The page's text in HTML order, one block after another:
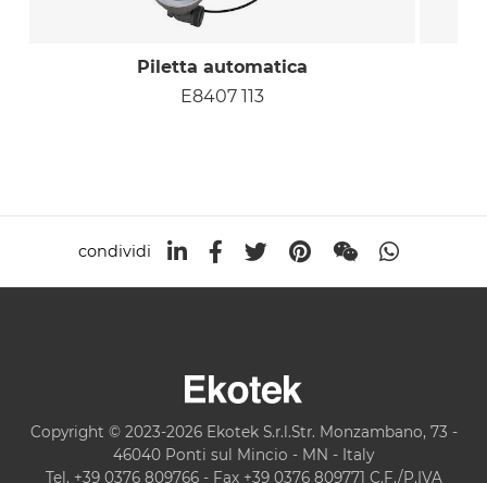
Piletta automatica
E8407 113
condividi
Copyright © 2023-2026 Ekotek S.r.l.Str. Monzambano, 73 -
46040 Ponti sul Mincio - MN - Italy
Tel. +39 0376 809766 - Fax +39 0376 809771 C.F./P.IVA